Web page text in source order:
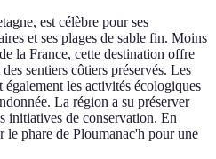
est célèbre pour ses
et ses plages de sable fin. Moins
la France, cette destination offre
sentiers côtiers préservés. Les
également les activités écologiques
La région a su préserver
initiatives de conservation. En
le phare de Ploumanac'h pour une